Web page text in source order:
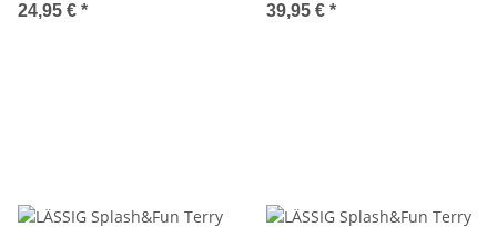
24,95 € * 39,95 € *